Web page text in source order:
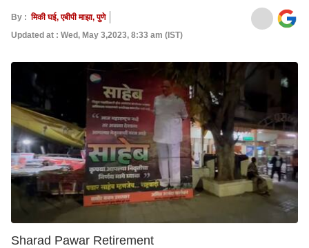
By :मिकी घई, एबीपी माझा, पुणे
Updated at : Wed, May 3,2023, 8:33 am (IST)
Sharad Pawar Retirement